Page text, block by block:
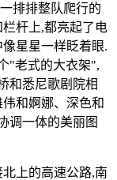
排排整队爬行的
杆上,都亮起了电
星星一样眨着眼.
"老式的大衣架",
和悉尼歌剧院相
和婀娜、深色和
调一体的美丽图
上的高速公路,南